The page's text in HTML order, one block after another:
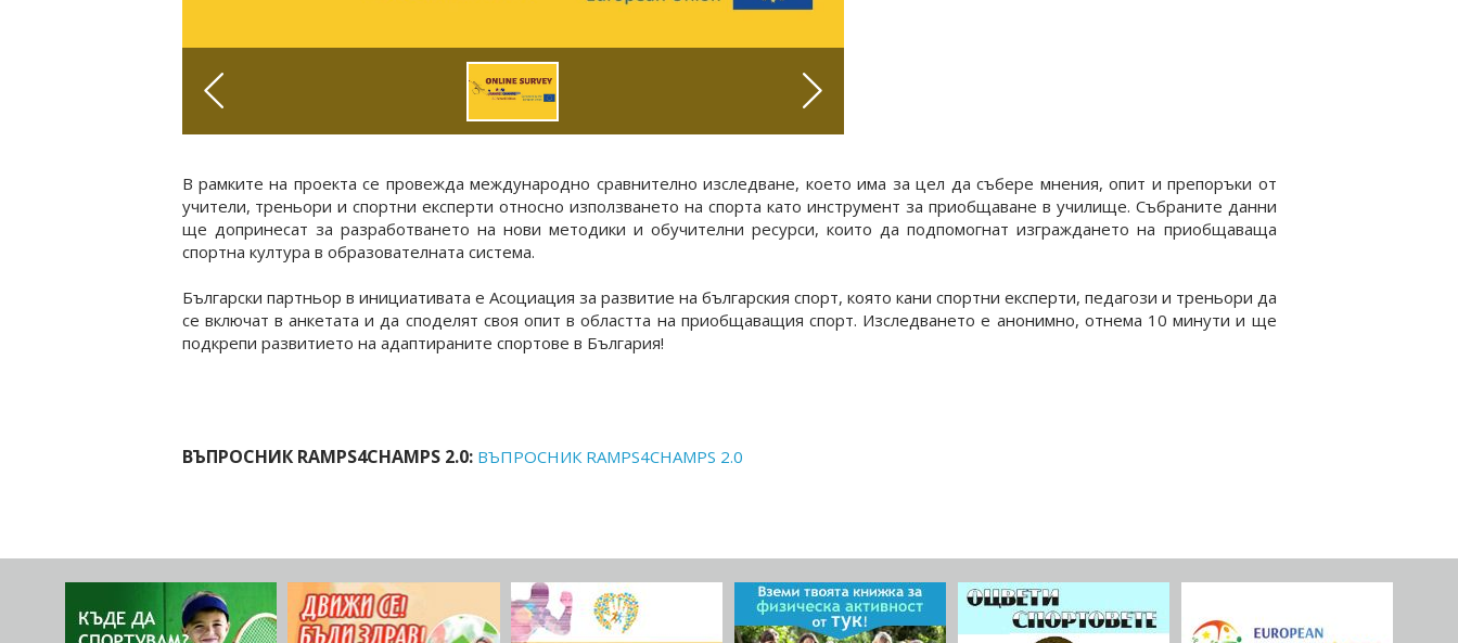
В рамките на проекта се провежда международно сравнително изследване, което има за цел да събере мнения, опит и препоръки от
учители, треньори и спортни експерти относно използването на спорта като инструмент за приобщаване в училище. Събраните данни
ще допринесат за разработването на нови методики и обучителни ресурси, които да подпомогнат изграждането на приобщаваща
спортна култура в образователната система.
Български партньор в инициативата е Асоциация за развитие на българския спорт, която кани спортни експерти, педагози и треньори да
се включат в анкетата и да споделят своя опит в областта на приобщаващия спорт. Изследването е анонимно, отнема 10 минути и ще
подкрепи развитието на адаптираните спортове в България!
ВЪПРОСНИК RAMPS4CHAMPS 2.0: ВЪПРОСНИК RAMPS4CHAMPS 2.0